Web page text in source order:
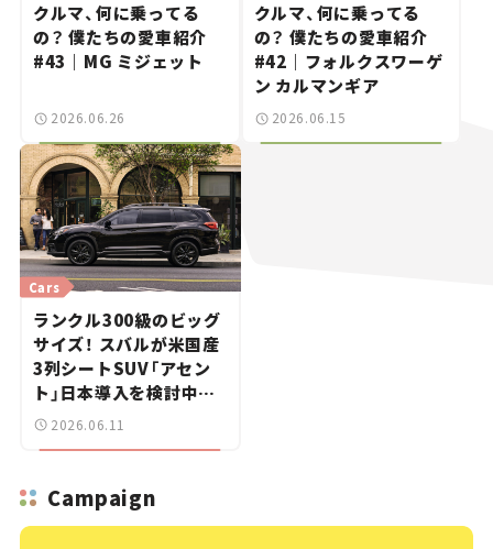
クルマ、何に乗ってる
の？ 僕たちの愛車紹介
#43｜MG ミジェット
2026.06.26
クルマ、何に乗ってる
の？ 僕たちの愛車紹介
#42｜フォルクスワーゲ
ン カルマンギア
2026.06.15
Cars
ランクル300級のビッグ
サイズ！ スバルが米国産
3列シートSUV「アセン
ト」日本導入を検討中。
海外名「エヴォルティス」
2026.06.11
Campaign